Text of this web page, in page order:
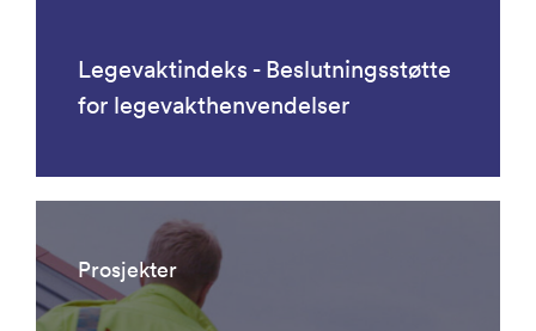
Legevaktindeks - Beslutningsstøtte
for legevakthenvendelser
Prosjekter